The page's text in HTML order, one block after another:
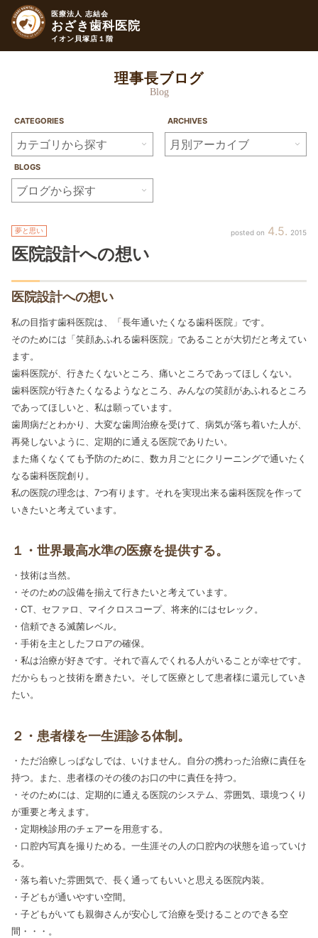
医療法人 志結会
おざき歯科医院
イオン貝塚店１階
理事長ブログ
Blog
CATEGORIES ARCHIVES
BLOGS
4 5 2015
夢と思い
医院設計への想い
医院設計への想い
私の目指す歯科医院は、「長年通いたくなる歯科医院」です。
そのためには「笑顔あふれる歯科医院」であることが大切だと考えてい
ます。
歯科医院が、行きたくないところ、痛いところであってほしくない。
歯科医院が行きたくなるようなところ、みんなの笑顔があふれるところ
であってほしいと、私は願っています。
歯周病だとわかり、大変な歯周治療を受けて、病気が落ち着いた人が、
再発しないように、定期的に通える医院でありたい。
また痛くなくても予防のために、数カ月ごとにクリーニングで通いたく
なる歯科医院創り。
私の医院の理念は、7つ有ります。それを実現出来る歯科医院を作って
いきたいと考えています。
１・世界最高水準の医療を提供する。
・技術は当然。
・そのための設備を揃えて行きたいと考えています。
・CT、セファロ、マイクロスコープ、将来的にはセレック。
・信頼できる滅菌レベル。
・手術を主としたフロアの確保。
・私は治療が好きです。それで喜んでくれる人がいることが幸せです。
だからもっと技術を磨きたい。そして医療として患者様に還元していき
たい。
２・患者様を一生涯診る体制。
・ただ治療しっぱなしでは、いけません。自分の携わった治療に責任を
持つ。また、患者様のその後のお口の中に責任を持つ。
・そのためには、定期的に通える医院のシステム、雰囲気、環境つくり
が重要と考えます。
・定期検診用のチェアーを用意する。
・口腔内写真を撮りためる。一生涯その人の口腔内の状態を追っていけ
る。
・落ち着いた雰囲気で、長く通ってもいいと思える医院内装。
・子どもが通いやすい空間。
・子どもがいても親御さんが安心して治療を受けることのできる空
間・・・。